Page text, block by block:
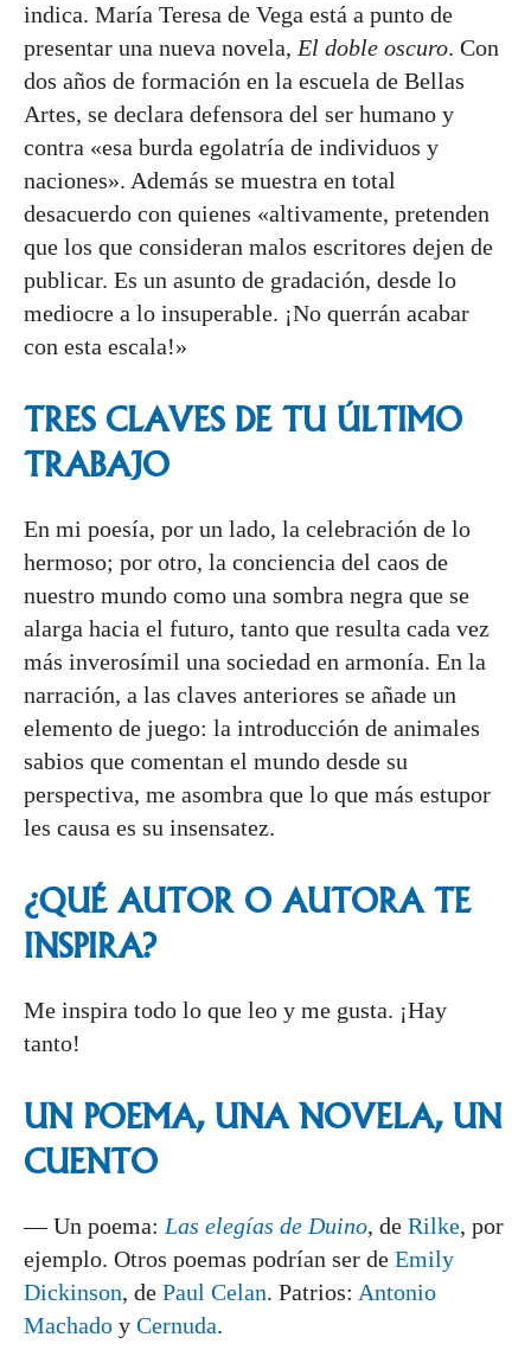
indica. María Teresa de Vega está a punto de
presentar una nueva novela, El doble oscuro. Con
dos años de formación en la escuela de Bellas
Artes, se declara defensora del ser humano y
contra «esa burda egolatría de individuos y
naciones». Además se muestra en total
desacuerdo con quienes «altivamente, pretenden
que los que consideran malos escritores dejen de
publicar. Es un asunto de gradación, desde lo
mediocre a lo insuperable. ¡No querrán acabar
con esta escala!»
TRES CLAVES DE TU ÚLTIMO
TRABAJO
En mi poesía, por un lado, la celebración de lo
hermoso; por otro, la conciencia del caos de
nuestro mundo como una sombra negra que se
alarga hacia el futuro, tanto que resulta cada vez
más inverosímil una sociedad en armonía. En la
narración, a las claves anteriores se añade un
elemento de juego: la introducción de animales
sabios que comentan el mundo desde su
perspectiva, me asombra que lo que más estupor
les causa es su insensatez.
¿QUÉ AUTOR O AUTORA TE
INSPIRA?
Me inspira todo lo que leo y me gusta. ¡Hay
tanto!
UN POEMA, UNA NOVELA, UN
CUENTO
— Un poema: Las elegías de Duino, de Rilke, por
ejemplo. Otros poemas podrían ser de Emily
Dickinson, de Paul Celan. Patrios: Antonio
Machado y Cernuda.